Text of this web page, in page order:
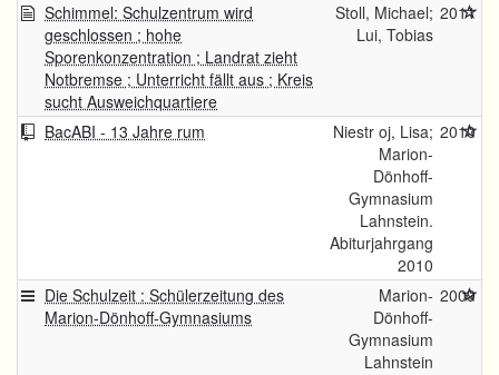
Schimmel: Schulzentrum wird
geschlossen ; hohe
Sporenkonzentration ; Landrat zieht
Notbremse ; Unterricht fällt aus ; Kreis
sucht Ausweichquartiere
Stoll, Michael;
Lui, Tobias
2011
BacABI - 13 Jahre rum
Niestr oj, Lisa;
Marion-
Dönhoff-
Gymnasium
Lahnstein.
Abiturjahrgang
2010
2010
Die Schulzeit : Schülerzeitung des
Marion-Dönhoff-Gymnasiums
Marion-
Dönhoff-
Gymnasium
Lahnstein
2009